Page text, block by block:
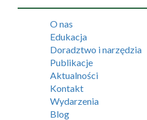
O nas
Edukacja
Doradztwo i narzędzia
Publikacje
Aktualności
Kontakt
Wydarzenia
Blog